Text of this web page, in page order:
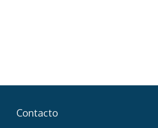
Contacto